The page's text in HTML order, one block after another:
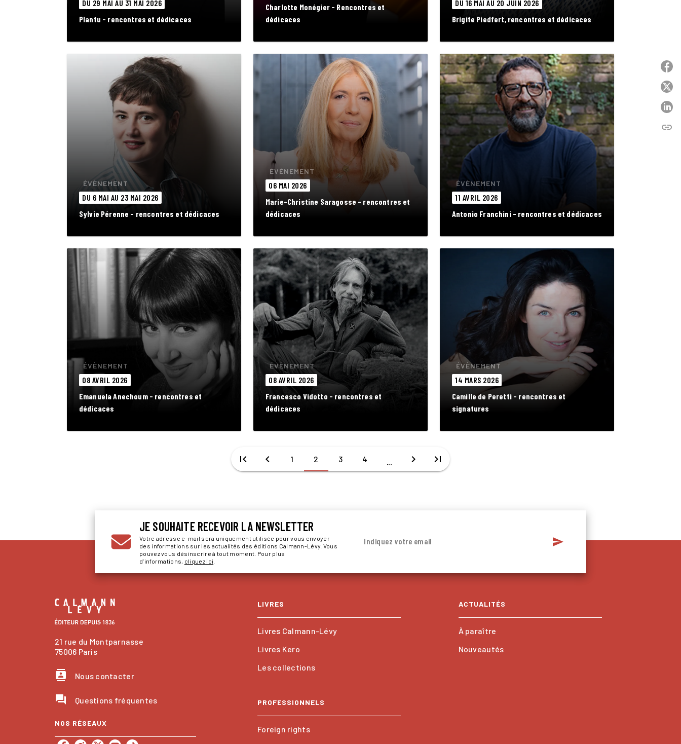
DU 29 MAI AU 31 MAI 2026
Plantu - rencontres et dédicaces
Charlotte Monégier - Rencontres et
dédicaces
DU 16 MAI AU 20 JUIN 2026
Brigite Piedfert, rencontres et dédicaces
ÉVÈNEMENT
DU 6 MAI AU 23 MAI 2026
Sylvie Pérenne - rencontres et dédicaces
ÉVÈNEMENT
06 MAI 2026
Marie-Christine Saragosse - rencontres et
dédicaces
ÉVÈNEMENT
11 AVRIL 2026
Antonio Franchini - rencontres et dédicaces
ÉVÈNEMENT
08 AVRIL 2026
Emanuela Anechoum - rencontres et
dédicaces
ÉVÈNEMENT
08 AVRIL 2026
Francesco Vidotto - rencontres et
dédicaces
ÉVÈNEMENT
14 MARS 2026
Camille de Peretti - rencontres et
signatures
first_page chevron_left 1 2 3 4 ... chevron_right last_page
link
JE SOUHAITE RECEVOIR LA NEWSLETTER
Votre adresse e-mail sera uniquement utilisée pour vous envoyer
des informations sur les actualités des éditions Calmann-Lévy. Vous
pouvez vous désinscrire à tout moment. Pour plus
d’informations, cliquez ici
Indiquez votre email send
21 rue du Montparnasse
75006 Paris
contacts Nous contacter
question_answer Questions fréquentes
NOS RÉSEAUX
LIVRES
Livres Calmann-Lévy
Livres Kero
Les collections
ACTUALITÉS
À paraître
Nouveautés
PROFESSIONNELS
Foreign rights